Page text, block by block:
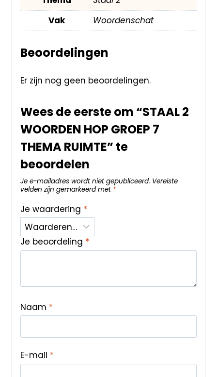
Vak
Woordenschat
Beoordelingen
Er zijn nog geen beoordelingen.
Wees de eerste om “STAAL 2
WOORDEN HOP GROEP 7
THEMA RUIMTE” te
beoordelen
Je e-mailadres wordt niet gepubliceerd. Vereiste
velden zijn gemarkeerd met *
Je waardering *
Je beoordeling *
Naam *
E-mail *